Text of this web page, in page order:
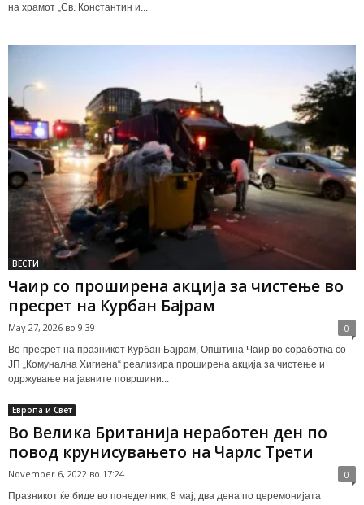
на храмот „Св. Константин и...
ВЕСТИ
Чаир со проширена акција за чистење во
пресрет на Курбан Бајрам
May 27, 2026 во 9:39 0
Во пресрет на празникот Курбан Бајрам, Општина Чаир во соработка со
ЈП „Комунална Хигиена“ реализира проширена акција за чистење и
одржување на јавните површини...
Европа и Свет
Во Велика Британија неработен ден по
повод крунисувањето на Чарлс Трети
November 6, 2022 во 17:24 0
Празникот ќе биде во понеделник, 8 мај, два дена по церемонијата